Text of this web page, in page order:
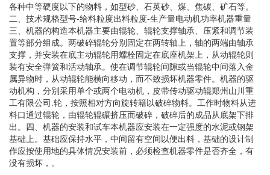
各种中等硬度以下的物料，如型砂、石英砂、煤、焦碳、矿石等。
二、技术规格型号-给料粒度出料粒度-生产量电动机功率机器重量
三、机器的构造本机器主要由辊轮、辊轮支撑轴承、压紧和调节装
置等部分组成。两破碎辊轮分别固定在两转轴上，轴的两端由轴承
支撑，并安装在底主动辊轮用螺栓固定在底座机架上，从动辊轮则
装有安全弹簧和活动轴承。使在调节辊轮间隙或当辊轮中间落入金
属异物时，从动辊轮能横向移动，而不致损坏机器零件。机器的驱
动机构，分别采用单个或两个电动机，皮带传动驱动辊郑州山川重
工有限公司.轮，按照相对方向旋转籍以破碎物料。工作时物料从进
料口通过辊轮，由辊轮辊碾挤压而破碎，破碎后的成品从底架下排
出。四、机器的安装和试车本机器应安装在一定强度的水泥或钢架
基础上。基础应保持水平，中间留有空间以便出料，基础的设计制
作应按使用地的具体情况安装前，必须检查机器零件是否齐全，有
没有损坏，。